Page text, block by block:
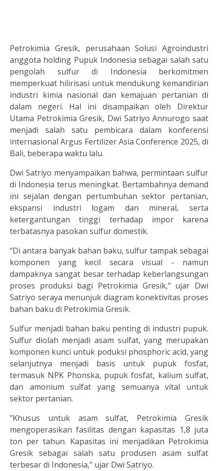
Petrokimia Gresik, perusahaan Solusi Agroindustri
anggota holding Pupuk Indonesia sebagai salah satu
pengolah sulfur di Indonesia berkomitmen
memperkuat hilirisasi untuk mendukung kemandirian
industri kimia nasional dan kemajuan pertanian di
dalam negeri. Hal ini disampaikan oleh Direktur
Utama Petrokimia Gresik, Dwi Satriyo Annurogo saat
menjadi salah satu pembicara dalam konferensi
internasional Argus Fertilizer Asia Conference 2025, di
Bali, beberapa waktu lalu.
Dwi Satriyo menyampaikan bahwa, permintaan sulfur
di Indonesia terus meningkat. Bertambahnya demand
ini sejalan dengan pertumbuhan sektor pertanian,
ekspansi industri logam dan mineral, serta
ketergantungan tinggi terhadap impor karena
terbatasnya pasokan sulfur domestik.
"Di antara banyak bahan baku, sulfur tampak sebagai
komponen yang kecil secara visual - namun
dampaknya sangat besar terhadap keberlangsungan
proses produksi bagi Petrokimia Gresik," ujar Dwi
Satriyo seraya menunjuk diagram konektivitas proses
bahan baku di Petrokimia Gresik.
Sulfur menjadi bahan baku penting di industri pupuk.
Sulfur diolah menjadi asam sulfat, yang merupakan
komponen kunci untuk poduksi phosphoric acid, yang
selanjutnya menjadi basis untuk pupuk fosfat,
termasuk NPK Phonska, pupuk fosfat, kalium sulfat,
dan amonium sulfat yang semuanya vital untuk
sektor pertanian.
"Khusus untuk asam sulfat, Petrokimia Gresik
mengoperasikan fasilitas dengan kapasitas 1,8 juta
ton per tahun. Kapasitas ini menjadikan Petrokimia
Gresik sebagai salah satu produsen asam sulfat
terbesar di Indonesia," ujar Dwi Satriyo.